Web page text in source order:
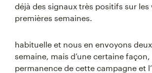
déjà des signaux très positifs sur les
premières semaines.
habituelle et nous en envoyons
semaine, mais d’une certaine façon,
permanence de cette campagne et